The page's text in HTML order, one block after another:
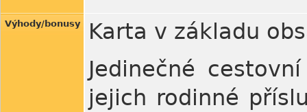
Výhody/bonusy
Karta v základu
Jedinečné
jejich rodinné